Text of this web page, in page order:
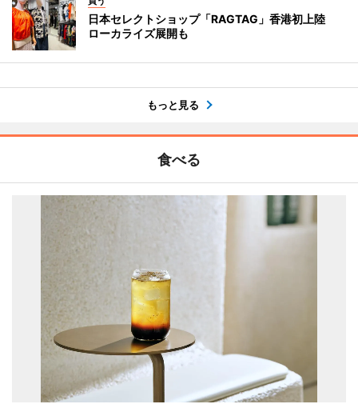
日本セレクトショップ「RAGTAG」香港初上陸
ローカライズ展開も
もっと見る
食べる